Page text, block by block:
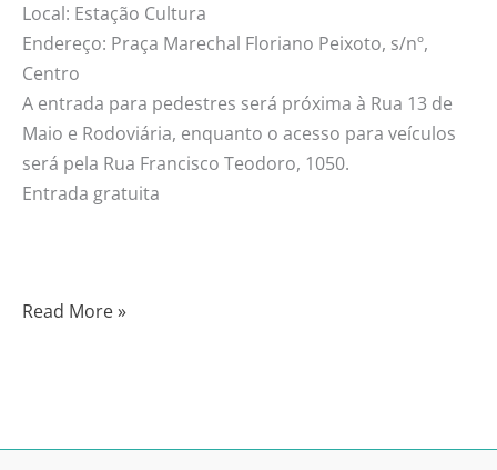
Local: Estação Cultura
Endereço: Praça Marechal Floriano Peixoto, s/nº,
Centro
A entrada para pedestres será próxima à Rua 13 de
Maio e Rodoviária, enquanto o acesso para veículos
será pela Rua Francisco Teodoro, 1050.
Entrada gratuita
Read More »